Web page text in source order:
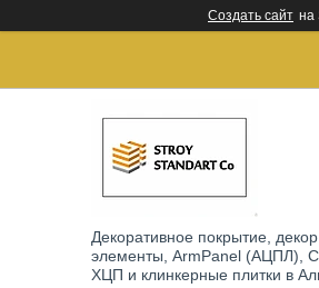
Создать сайт на
Декоративное покрытие, декор
элементы, ArmPanel (АЦПЛ),
ХЦП и клинкерные плитки в